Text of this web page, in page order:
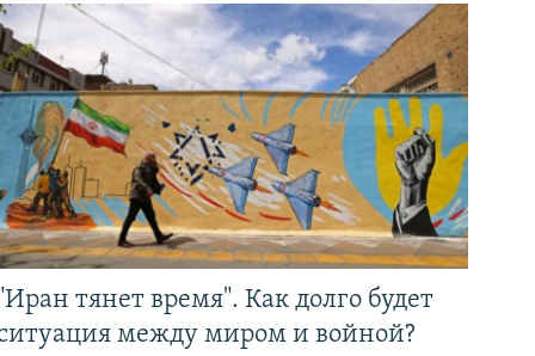
тянет время". Как долго будет
между миром и войной?